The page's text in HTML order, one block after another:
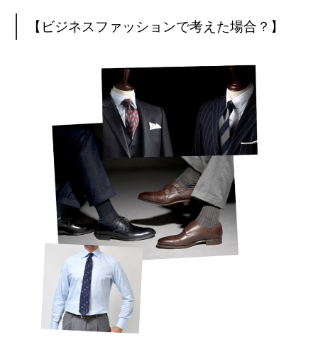
【ビジネスファッションで考えた場合？】